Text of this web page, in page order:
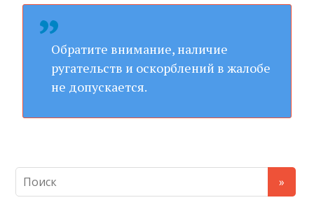
Обратите внимание, наличие
ругательств и оскорблений в жалобе
не допускается.